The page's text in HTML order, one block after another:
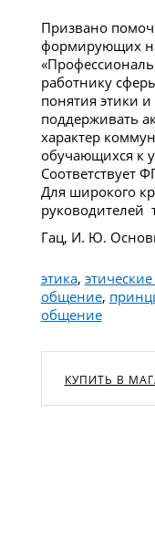
Призвано
формирующих
работнику
понятия этики
поддерживать
характер
обучающихся к
Соответствует
Для широкого
руководителей
Гац, И. Ю.
этика,
общение,
общение
КУПИТЬ В